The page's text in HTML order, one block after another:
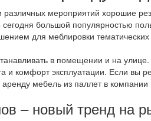
мероприятий хорошие
большой популярностью
для меблировки тематических
в помещении и на
и комфорт эксплуатации. Если вы
мебель из паллет в
– новый тренд на